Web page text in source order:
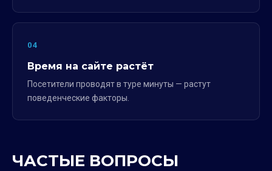
04
Время на сайте растёт
Посетители проводят в туре минуты — растут
поведенческие факторы.
ЧАСТЫЕ ВОПРОСЫ